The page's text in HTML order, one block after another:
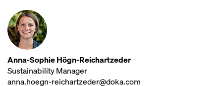
Anna-Sophie Högn-Reichartzeder
Sustainability Manager
anna.hoegn-reichartzeder@doka.com